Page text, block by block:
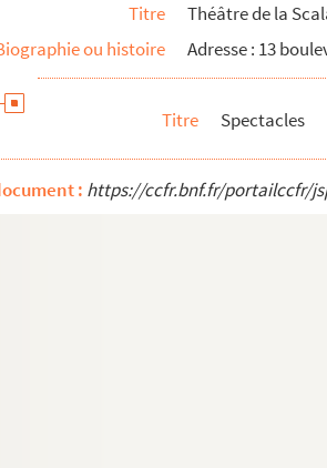
Titre
Théâtre de la
ou histoire
Adresse : 13
Titre Spectacles
: https://ccfr.bnf.fr/portailccfr/